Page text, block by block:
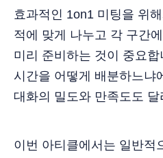
효과적인 1on1 미팅을 위
적에 맞게 나누고 각 구간
미리 준비하는 것이 중요
시간을 어떻게 배분하느냐
대화의 밀도와 만족도도
이번 아티클에서는 일반적